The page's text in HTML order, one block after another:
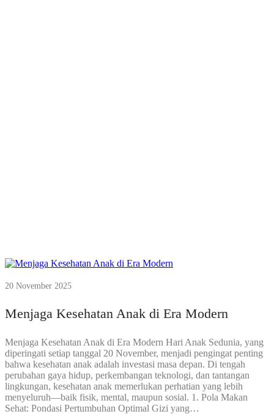
20 November 2025
Menjaga Kesehatan Anak di Era Modern
Menjaga Kesehatan Anak di Era Modern Hari Anak Sedunia, yang
diperingati setiap tanggal 20 November, menjadi pengingat penting
bahwa kesehatan anak adalah investasi masa depan. Di tengah
perubahan gaya hidup, perkembangan teknologi, dan tantangan
lingkungan, kesehatan anak memerlukan perhatian yang lebih
menyeluruh—baik fisik, mental, maupun sosial. 1. Pola Makan
Sehat: Pondasi Pertumbuhan Optimal Gizi yang…